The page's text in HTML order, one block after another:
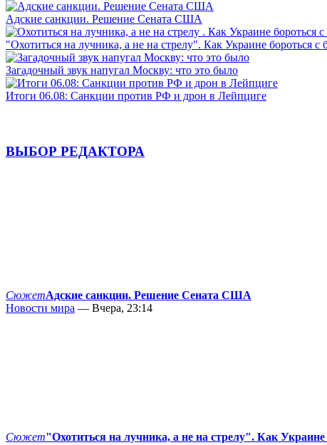
Адские санкции. Решение Сената США
"Охотиться на лучника, а не на стрелу". Как Украине бороться с
Загадочный звук напугал Москву: что это было
Итоги 06.08: Санкции против РФ и дрон в Лейпциге
ВЫБОР РЕДАКТОРА
СюжетАдские санкции. Решение Сената США
Новости мира — Вчера, 23:14
Сюжет"Охотиться на лучника, а не на стрелу". Как Украине